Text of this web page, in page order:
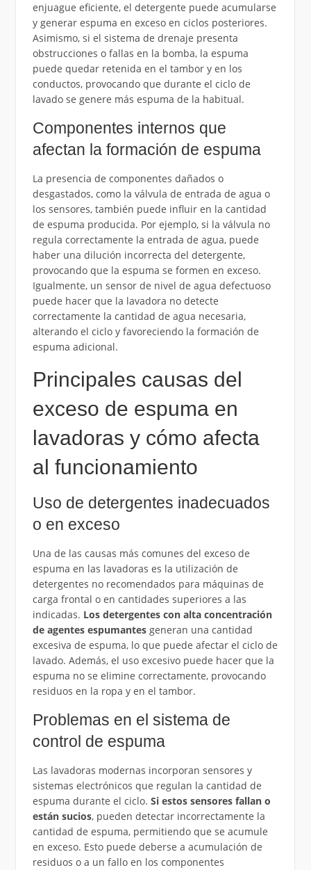
enjuague eficiente, el detergente puede acumularse
y generar espuma en exceso en ciclos posteriores.
Asimismo, si el sistema de drenaje presenta
obstrucciones o fallas en la bomba, la espuma
puede quedar retenida en el tambor y en los
conductos, provocando que durante el ciclo de
lavado se genere más espuma de la habitual.
Componentes internos que
afectan la formación de espuma
La presencia de componentes dañados o
desgastados, como la válvula de entrada de agua o
los sensores, también puede influir en la cantidad
de espuma producida. Por ejemplo, si la válvula no
regula correctamente la entrada de agua, puede
haber una dilución incorrecta del detergente,
provocando que la espuma se formen en exceso.
Igualmente, un sensor de nivel de agua defectuoso
puede hacer que la lavadora no detecte
correctamente la cantidad de agua necesaria,
alterando el ciclo y favoreciendo la formación de
espuma adicional.
Principales causas del
exceso de espuma en
lavadoras y cómo afecta
al funcionamiento
Uso de detergentes inadecuados
o en exceso
Una de las causas más comunes del exceso de
espuma en las lavadoras es la utilización de
detergentes no recomendados para máquinas de
carga frontal o en cantidades superiores a las
indicadas. Los detergentes con alta concentración
de agentes espumantesgeneran una cantidad
excesiva de espuma, lo que puede afectar el ciclo de
lavado. Además, el uso excesivo puede hacer que la
espuma no se elimine correctamente, provocando
residuos en la ropa y en el tambor.
Problemas en el sistema de
control de espuma
Las lavadoras modernas incorporan sensores y
sistemas electrónicos que regulan la cantidad de
espuma durante el ciclo. Si estos sensores fallan o
están sucios, pueden detectar incorrectamente la
cantidad de espuma, permitiendo que se acumule
en exceso. Esto puede deberse a acumulación de
residuos o a un fallo en los componentes